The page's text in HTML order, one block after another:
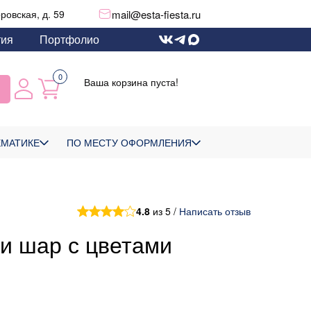
д. 59 mail@esta-fiesta.ru
Портфолио
0 Ваша корзина пуста!
ПО МЕСТУ ОФОРМЛЕНИЯ
4.8 из 5 / Написать отзыв
шар с цветами